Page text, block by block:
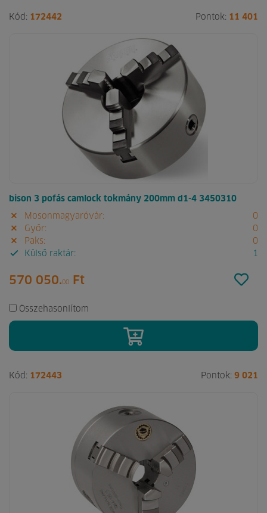
Kód: 172442 Pontok: 11 401
bison 3 pofás camlock tokmány 200mm d1-4 3450310
Mosonmagyaróvár:
0
Győr:
0
Paks:
0
Külső raktár:
1
570 050.00 Ft
Összehasonlítom
Kód: 172443 Pontok: 9 021